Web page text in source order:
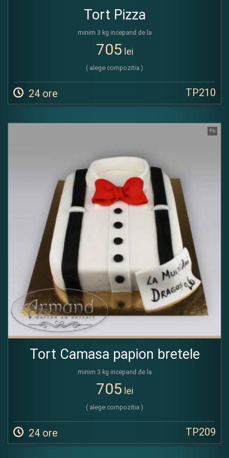
Tort Pizza
minim 3 kg incepand de la
705 lei
( alege compozitia )
24 ore TP210
Fb
Tort Camasa papion bretele
minim 3 kg incepand de la
705 lei
( alege compozitia )
24 ore TP209